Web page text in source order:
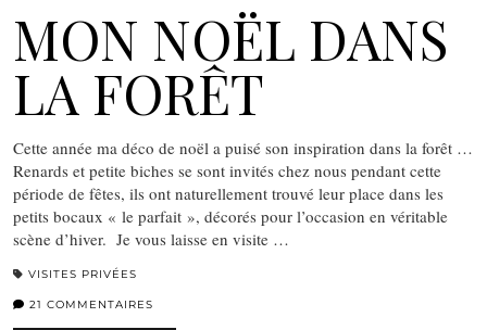
MON NOËL DANS
LA FORÊT
Cette année ma déco de noël a puisé son inspiration dans la forêt …
Renards et petite biches se sont invités chez nous pendant cette
période de fêtes, ils ont naturellement trouvé leur place dans les
petits bocaux « le parfait », décorés pour l’occasion en véritable
scène d’hiver. Je vous laisse en visite …
VISITES PRIVÉES
21 COMMENTAIRES